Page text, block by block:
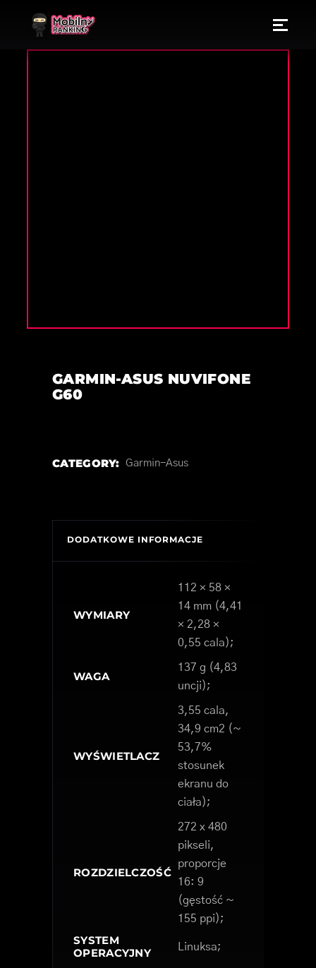
GARMIN-ASUS NUVIFONE
G60
CATEGORY: Garmin-Asus
DODATKOWE INFORMACJE
WYMIARY
112 × 58 ×
14 mm (4,41
× 2,28 ×
0,55 cala);
WAGA
137 g (4,83
uncji);
WYŚWIETLACZ
3,55 cala,
34,9 cm2 (~
53,7%
stosunek
ekranu do
ciała);
ROZDZIELCZOŚĆ
272 x 480
pikseli,
proporcje
16: 9
(gęstość ~
155 ppi);
SYSTEM
OPERACYJNY
Linuksa;